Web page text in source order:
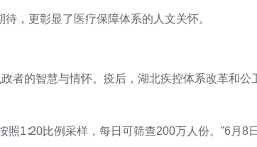
，更彰显了医疗保障体系的人文关怀。
者的智慧与情怀。疫后，湖北疾控体系改革和公
1∶20比例采样，每日可筛查200万人份。”6月8